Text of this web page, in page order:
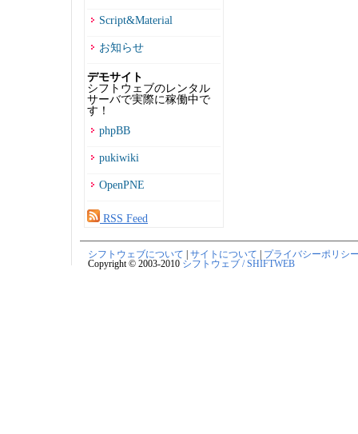
Script&Material
お知らせ
デモサイト
シフトウェブのレンタル
サーバで実際に稼働中で
す！
phpBB
pukiwiki
OpenPNE
RSS Feed
シフトウェブについて サイトについて
プライバシーポリシ
Copyright © 2003-2010 シフトウェブ / SHIFTWEB